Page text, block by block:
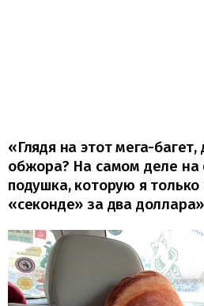
«Глядя на этот мега-багет,
обжора? На самом деле
подушка, которую я только
«секонде» за два доллара»